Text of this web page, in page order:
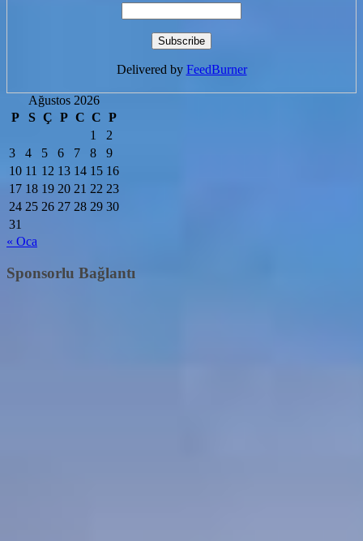
Delivered by FeedBurner
Ağustos 2026
P
S Ç P C C P
1
2
3
4 5 6 7 8
9
10 11 12 13 14 15 16
17 18 19 20 21 22 23
24 25 26 27 28 29 30
31
« Oca
Sponsorlu Bağlantı